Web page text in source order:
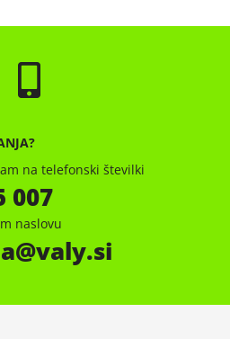
na telefonski številki
007
naslovu
valy.si